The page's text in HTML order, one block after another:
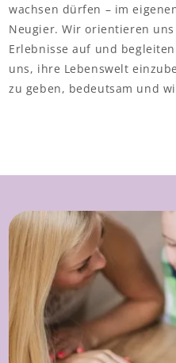
Inklusion
Freispiel
Kindergarten
Öffnungs- und
wachsen dürfen – im
Neugier. Wir orientieren
Erlebnisse auf und
uns, ihre Lebenswelt
zu geben, bedeutsam und